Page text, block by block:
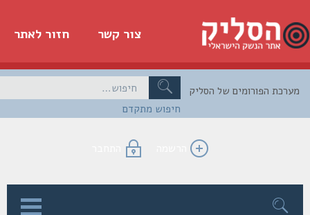
חזור לאתר צור קשר
חיפוש מתקדם
הפורומים של הסליק
הרשמה התחבר